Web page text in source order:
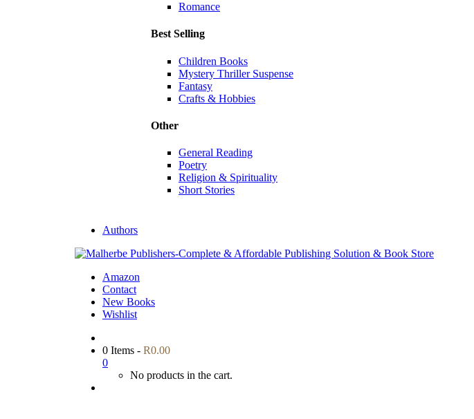
Romance
Best Selling
Children Books
Mystery Thriller Suspense
Fantasy
Crafts & Hobbies
Other
General Reading
Poetry
Religion & Spirituality
Short Stories
Authors
Amazon
Contact
New Books
Wishlist
0 Items - R0.00
0
No products in the cart.